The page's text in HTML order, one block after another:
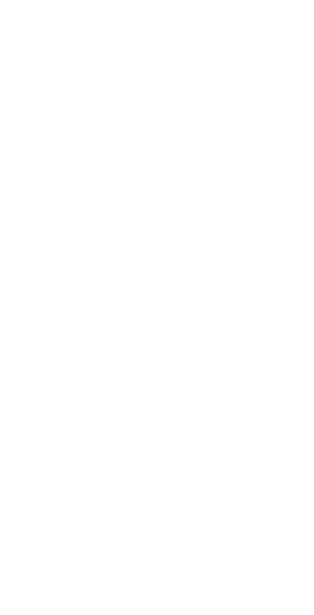
itt végzi feladatát a legénység.
ami a cockpitből nyílik.
a hajóba épített ballaszt adja.
egyensúlyoznak, uszonyai a
elkormányozza a hajót